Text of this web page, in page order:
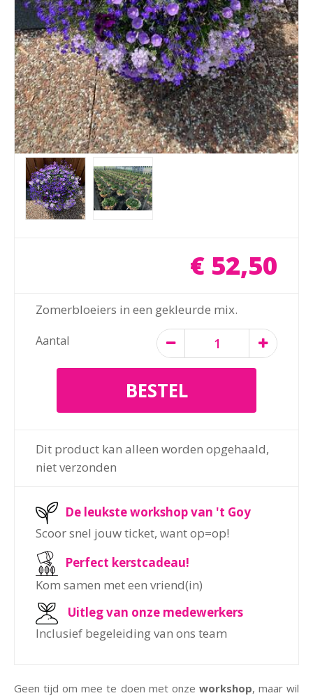
€ 52,50
Zomerbloeiers in een gekleurde mix.
Aantal
Dit product kan alleen worden opgehaald,
niet verzonden
De leukste workshop van 't Goy
Scoor snel jouw ticket, want op=op!
Perfect kerstcadeau!
Kom samen met een vriend(in)
Uitleg van onze medewerkers
Inclusief begeleiding van ons team
Geen tijd om mee te doen met onze workshop, maar wil